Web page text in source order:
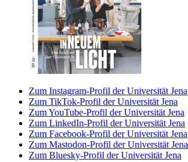
Zum Instagram-Profil der Universität Jena
Zum TikTok-Profil der Universität Jena
Zum YouTube-Profil der Universität Jena
Zum LinkedIn-Profil der Universität Jena
Zum Facebook-Profil der Universität Jena
Zum Mastodon-Profil der Universität Jena
Zum Bluesky-Profil der Universität Jena